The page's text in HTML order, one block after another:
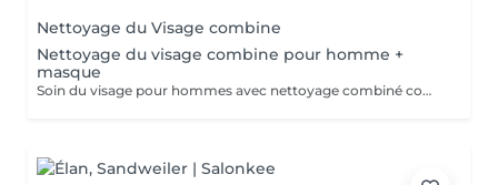
Nettoyage du Visage combine
Nettoyage du visage combine pour homme +
masque
Soin du visage pour hommes avec nettoyage combiné comprenant nettoyage en profondeur, exfoliation, extraction des impuretés, purification de la peau et application d'un masque adapté au type de peau. Le soin aide à éliminer les points noirs, l'excès de sébum et les cellules mortes, tout en hydratant et apaisant la peau. Idéal pour nettoyer la peau en profondeur, améliorer son apparence et retrouver une peau fraîche, propre et soignée.